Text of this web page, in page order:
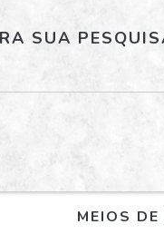
SUA
MEIOS